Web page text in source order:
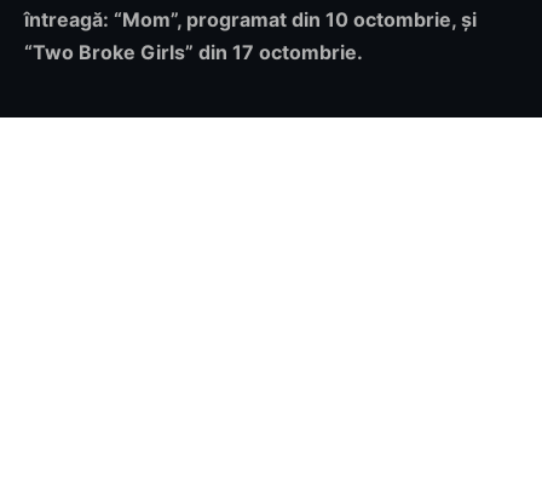
întreagă: “Mom”, programat din 10 octombrie, și
“Two Broke Girls” din 17 octombrie.